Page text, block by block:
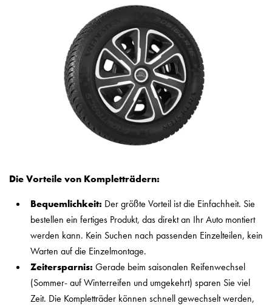
Die Vorteile von Kompletträdern:
Bequemlichkeit: Der größte Vorteil ist die Einfachheit. Sie
bestellen ein fertiges Produkt, das direkt an Ihr Auto montiert
werden kann. Kein Suchen nach passenden Einzelteilen, kein
Warten auf die Einzelmontage.
Zeitersparnis: Gerade beim saisonalen Reifenwechsel
(Sommer- auf Winterreifen und umgekehrt) sparen Sie viel
Zeit. Die Kompletträder können schnell gewechselt werden,